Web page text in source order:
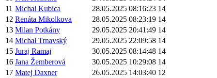
11 Michal Kubica 28.05.2025 08:16:23 14
12 Renáta Mikolkova 28.05.2025 08:23:19 14
13 Milan Potkány 29.05.2025 20:41:49 14
14 Michal Trnavský 29.05.2025 22:09:58 14
15 Juraj Ramaj 30.05.2025 08:14:48 14
16 Jana Žemberová 30.05.2025 10:29:08 14
17 Matej Daxner 26.05.2025 14:03:40 12